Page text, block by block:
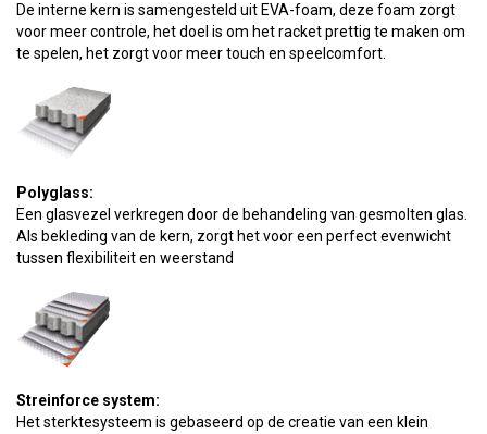
De interne kern is samengesteld uit EVA-foam, deze foam zorgt
voor meer controle, het doel is om het racket prettig te maken om
te spelen, het zorgt voor meer touch en speelcomfort.
Polyglass:
Een glasvezel verkregen door de behandeling van gesmolten glas.
Als bekleding van de kern, zorgt het voor een perfect evenwicht
tussen flexibiliteit en weerstand
Streinforce system:
Het sterktesysteem is gebaseerd op de creatie van een klein